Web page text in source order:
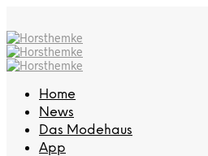
Home
News
Das Modehaus
App